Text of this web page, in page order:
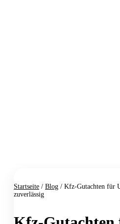
Startseite / Blog / Kfz-Gutachten für
zuverlässig